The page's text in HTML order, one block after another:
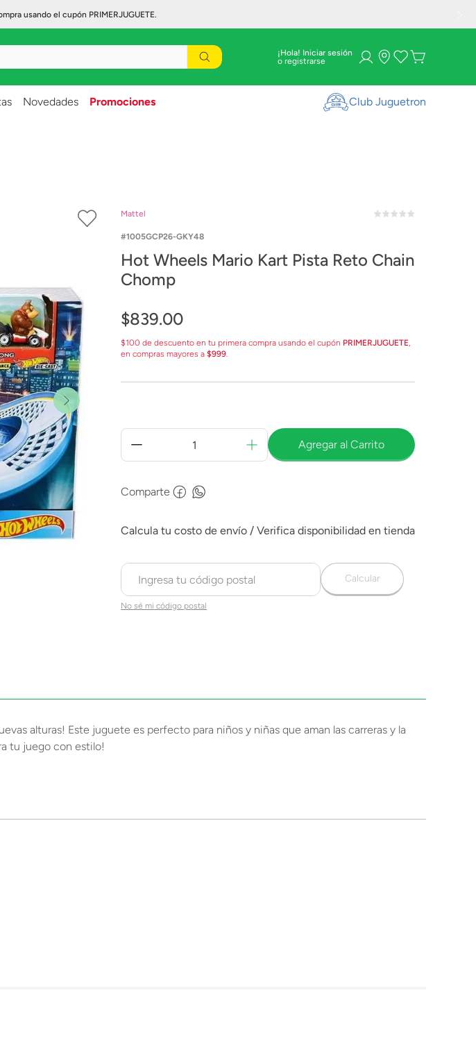
usando el cupón PRIMERJUGUETE.
¡Hola! Iniciar sesión
Novedades Promociones Club Juguetron
Mattel
1005GCP26-GKY48
Hot Wheels Mario Kart Pista Reto Chain
Chomp
$839.00
$100 de descuento en tu primera compra usando el cupón PRIMERJUGUETE,
en compras mayores a $999.
Agregar al Carrito
Comparte
No sé mi código postal
Calcular
alturas! Este juguete es perfecto para niños y niñas que aman las carreras y la
tu juego con estilo!